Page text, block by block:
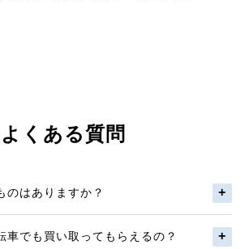
よくある質問
のはありますか？
車でも買い取ってもらえるの？